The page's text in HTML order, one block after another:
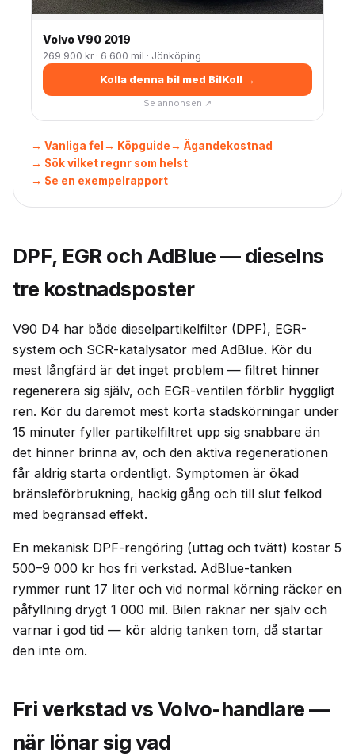
Volvo V90 2019
269 900 kr · 6 600 mil · Jönköping
Kolla denna bil med BilKoll →
Se annonsen ↗
→ Vanliga fel → Köpguide→ Ägandekostnad
→ Sök vilket regnr som helst
→ Se en exempelrapport
DPF, EGR och AdBlue — dieselns
tre kostnadsposter
V90 D4 har både dieselpartikelfilter (DPF), EGR-
system och SCR-katalysator med AdBlue. Kör du
mest långfärd är det inget problem — filtret hinner
regenerera sig själv, och EGR-ventilen förblir hyggligt
ren. Kör du däremot mest korta stadskörningar under
15 minuter fyller partikelfiltret upp sig snabbare än
det hinner brinna av, och den aktiva regenerationen
får aldrig starta ordentligt. Symptomen är ökad
bränsleförbrukning, hackig gång och till slut felkod
med begränsad effekt.
En mekanisk DPF-rengöring (uttag och tvätt) kostar 5
500–9 000 kr hos fri verkstad. AdBlue-tanken
rymmer runt 17 liter och vid normal körning räcker en
påfyllning drygt 1 000 mil. Bilen räknar ner själv och
varnar i god tid — kör aldrig tanken tom, då startar
den inte om.
Fri verkstad vs Volvo-handlare —
när lönar sig vad